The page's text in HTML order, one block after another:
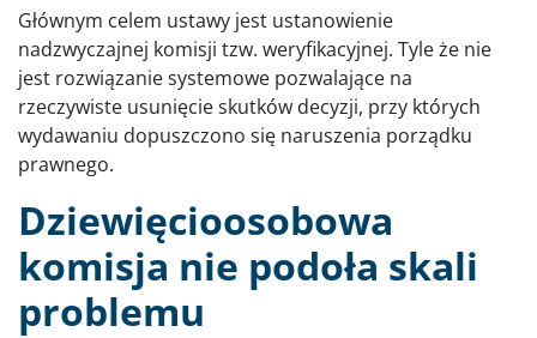
Głównym celem ustawy jest ustanowienie
nadzwyczajnej komisji tzw. weryfikacyjnej. Tyle że nie
jest rozwiązanie systemowe pozwalające na
rzeczywiste usunięcie skutków decyzji, przy których
wydawaniu dopuszczono się naruszenia porządku
prawnego.
Dziewięcioosobowa
komisja nie podoła skali
problemu